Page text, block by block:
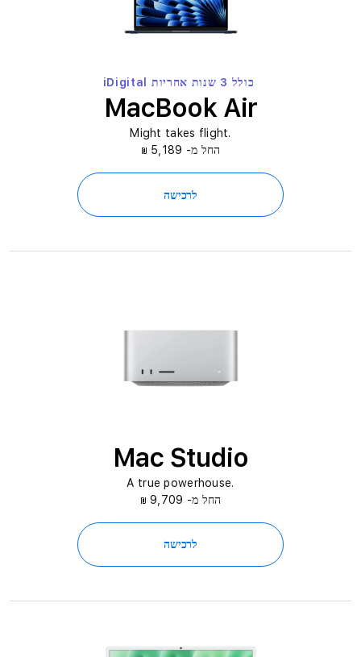
כולל 3 שנות אחריות iDigital
MacBook Air
החל מ- 5,189
₪
לרכישה
Mac Studio
החל מ- 9,709
₪
לרכישה